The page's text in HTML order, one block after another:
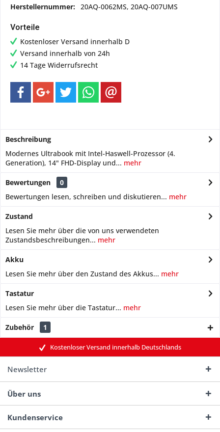
Herstellernummer: 20AQ-0062MS, 20AQ-007UMS
Vorteile
Kostenloser Versand innerhalb D
Versand innerhalb von 24h
14 Tage Widerrufsrecht
Beschreibung
Modernes Ultrabook mit Intel-Haswell-Prozessor (4.
Generation), 14" FHD-Display und... mehr
Bewertungen
0
Bewertungen lesen, schreiben und diskutieren... mehr
Zustand
Lesen Sie mehr über die von uns verwendeten
Zustandsbeschreibungen... mehr
Akku
Lesen Sie mehr über den Zustand des Akkus... mehr
Tastatur
Lesen Sie mehr über die Tastatur... mehr
Zubehör 1
Kostenloser Versand innerhalb Deutschlands
Newsletter
Über uns
Kundenservice